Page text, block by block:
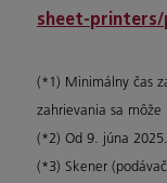
sheet-printers/
(*1) Minimálny čas
zahrievania sa môže
(*2) Od 9. júna
(*3) Skener